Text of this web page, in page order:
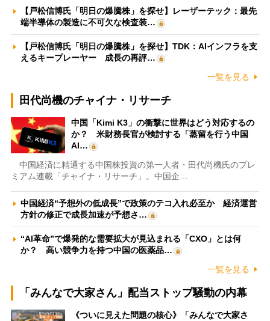
【戸松信博氏「明日の爆騰株」を探せ】レーザーテック：最先
端半導体の製造に不可欠な検査装…
【戸松信博氏「明日の爆騰株」を探せ】TDK：AIインフラを支
えるキープレーヤー 成長の再評…
一覧を見る
田代尚機のチャイナ・リサーチ
中国「Kimi K3」の衝撃に世界はどう対応するの
か？ 米財務長官が検討する「蒸留を行う中国
AI…
中国経済に精通する中国株投資の第一人者・田代尚機氏のプレ
ミアム連載「チャイナ・リサーチ」。中国企…
中国経済“予想外の低成長”で政策のテコ入れ必至か 経済運営
方針の修正で成長加速が予想さ…
“AI革命”で爆発的な需要拡大が見込まれる「CXO」とは何
か？ 高い競争力を持つ中国の医薬品…
一覧を見る
「みんなで大家さん」配当ストップ騒動の内幕
《ついに見えた問題の核心》「みんなで大家さ